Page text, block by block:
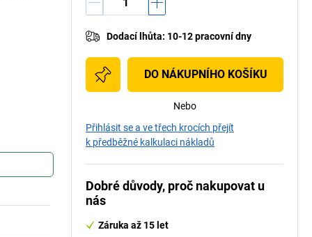
Dodací lhůta: 10-12 pracovní dny
DO NÁKUPNÍHO KOŠÍKU
Nebo
Přihlásit se a ve třech krocích přejít
k předběžné kalkulaci nákladů
Dobré důvody, proč nakupovat u
nás
Záruka až 15 let